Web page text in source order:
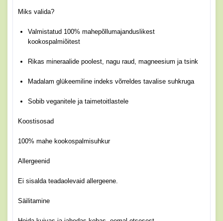
Miks valida?
Valmistatud 100% mahepõllumajanduslikest
kookospalmiõitest
Rikas mineraalide poolest, nagu raud, magneesium ja tsink
Madalam glükeemiline indeks võrreldes tavalise suhkruga
Sobib veganitele ja taimetoitlastele
Koostisosad
100% mahe kookospalmisuhkur
Allergeenid
Ei sisalda teadaolevaid allergeene.
Säilitamine